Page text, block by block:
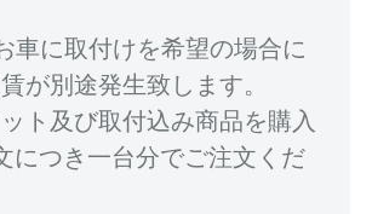
車に取付けを希望の場合に
が別途発生致します。
ト及び取付込み商品を購入
につき一台分でご注文くだ